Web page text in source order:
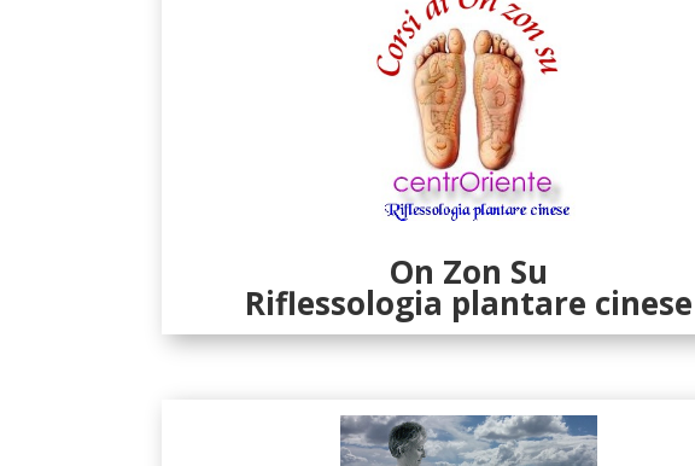
On Zon Su
Riflessologia plantare cinese